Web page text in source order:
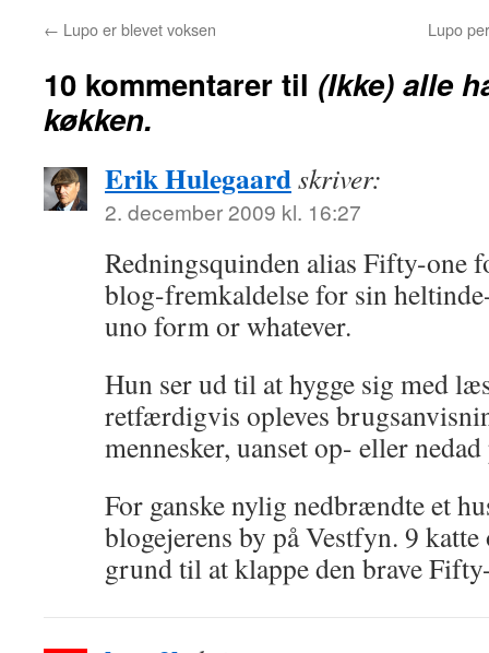
← Lupo er blevet voksen Lupo
10 kommentarer til (Ikke) alle
køkken.
Erik Hulegaardskriver:
2. december 2009 kl. 16:27
Redningsquinden alias Fifty-one
blog-fremkaldelse for sin
uno form or whatever.
Hun ser ud til at hygge sig med
retfærdigvis opleves
mennesker, uanset op- eller
For ganske nylig nedbrændte et
blogejerens by på Vestfyn. 9
grund til at klappe den brave